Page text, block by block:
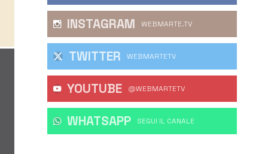
INSTAGRAM WEBMARTE.TV
TWITTER WEBMARTETV
YOUTUBE @WEBMARTETV
WHATSAPP ‎SEGUI IL CANALE